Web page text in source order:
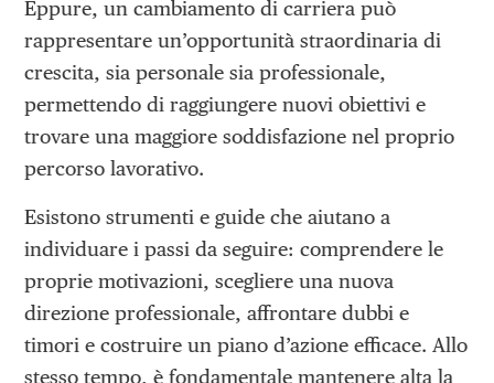
Eppure, un cambiamento di carriera può
rappresentare un’opportunità straordinaria di
crescita, sia personale sia professionale,
permettendo di raggiungere nuovi obiettivi e
trovare una maggiore soddisfazione nel proprio
percorso lavorativo.
Esistono strumenti e guide che aiutano a
individuare i passi da seguire: comprendere le
proprie motivazioni, scegliere una nuova
direzione professionale, affrontare dubbi e
timori e costruire un piano d’azione efficace. Allo
stesso tempo, è fondamentale mantenere alta la